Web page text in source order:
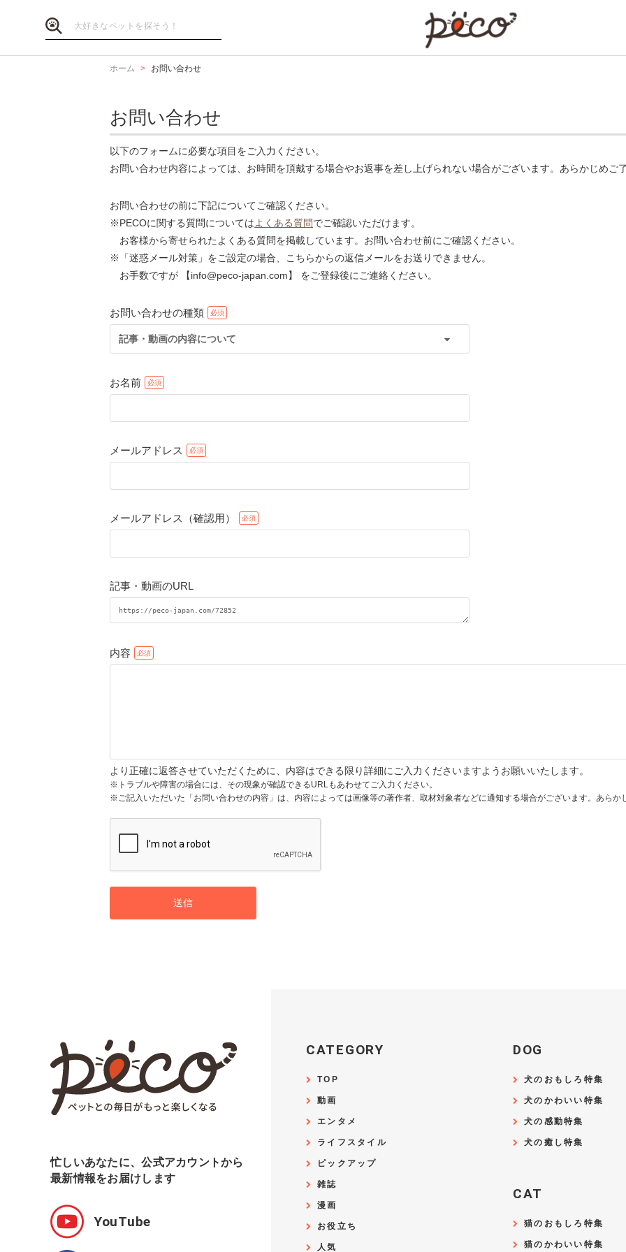
ホーム お問い合わせ
お問い合わせ
以下のフォームに必要な項目をご入力ください。
お問い合わせ内容によっては、お時間を頂戴する場合やお返事を差し上げられない場合がございます。あらかじめご
お問い合わせの前に下記についてご確認ください。
※PECOに関する質問についてはよくある質問でご確認いただけます。
お客様から寄せられたよくある質問を掲載しています。お問い合わせ前にご確認ください。
※「迷惑メール対策」をご設定の場合、こちらからの返信メールをお送りできません。
お手数ですが 【info@peco-japan.com】 をご登録後にご連絡ください。
お問い合わせの種類
記事・動画の内容について
お名前
メールアドレス
メールアドレス（確認用）
記事・動画のURL
内容
より正確に返答させていただくために、内容はできる限り詳細にご入力くださいますようお願いいたします。
※トラブルや障害の場合には、その現象が確認できるURLもあわせてご入力ください。
※ご記入いただいた「お問い合わせの内容」は、内容によっては画像等の著作者、取材対象者などに通知する場合がございます。あらか
送信
忙しいあなたに、公式アカウントから
最新情報をお届けします
YouTube
CATEGORY
TOP
動画
エンタメ
ライフスタイル
ピックアップ
雑誌
漫画
お役立ち
人気
DOG
犬のおもしろ特集
犬のかわいい特集
犬の感動特集
犬の癒し特集
CAT
猫のおもしろ特集
猫のかわいい特集